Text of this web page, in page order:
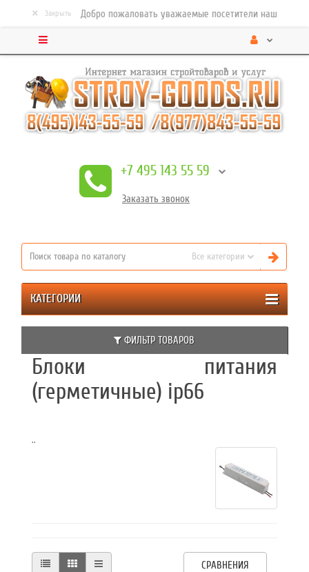
Добро пожаловать уважаемые посетители нашего
× Закрыть
+7 495 143 55 59
Заказать звонок
Все категории
КАТЕГОРИИ
ФИЛЬТР ТОВАРОВ
Блоки питания
(герметичные) ip66
..
СРАВНЕНИЯ